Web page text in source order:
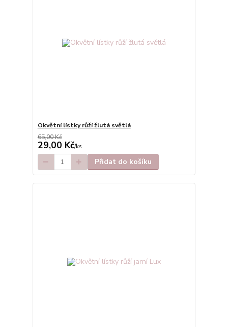
Okvětní lístky růží žlutá světlá
65,00 Kč
29,00 Kč/ks
Přidat do košíku